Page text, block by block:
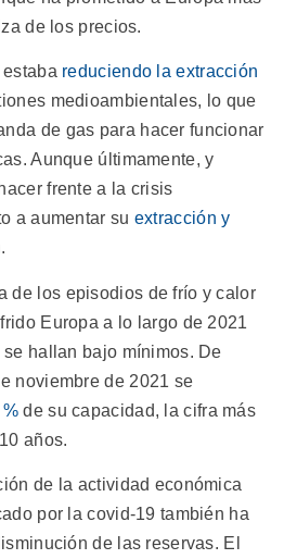
de los precios.
reduciendo la extracción
medioambientales, lo que
de gas para hacer funcionar
Aunque últimamente, y
frente a la crisis
a aumentar su extracción y
de los episodios de frío y calor
Europa a lo largo de 2021
se hallan bajo mínimos. De
noviembre de 2021 se
de su capacidad, la cifra más
años.
de la actividad económica
por la covid-19 también ha
de las reservas. El